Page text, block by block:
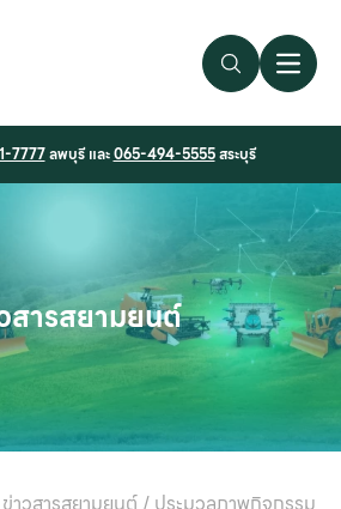
Search Link
Open
7777ลพบุรี และ065-494-5555สระบุรี
สารสยามยนต์